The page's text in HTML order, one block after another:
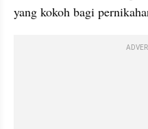
yang kokoh bagi